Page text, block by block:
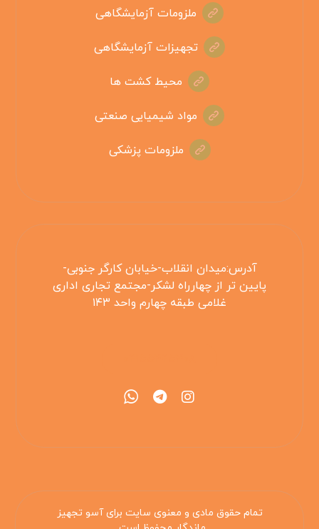
ملزومات آزمایشگاهی
تجهیزات آزمایشگاهی
محیط کشت ها
مواد شیمیایی صنعتی
ملزومات پزشکی
آدرس:میدان انقلاب-خیابان کارگر جنوبی-
پایین تر از چهارراه لشکر-مجتمع تجاری اداری
غلامی طبقه چهارم واحد ۱۴۳
تمام حقوق مادی و معنوی سایت برای آسو تجهیز